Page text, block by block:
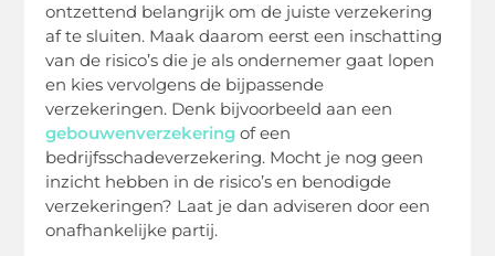
ontzettend belangrijk om de juiste verzekering
af te sluiten. Maak daarom eerst een inschatting
van de risico’s die je als ondernemer gaat lopen
en kies vervolgens de bijpassende
verzekeringen. Denk bijvoorbeeld aan een
gebouwenverzekering of een
bedrijfsschadeverzekering. Mocht je nog geen
inzicht hebben in de risico’s en benodigde
verzekeringen? Laat je dan adviseren door een
onafhankelijke partij.